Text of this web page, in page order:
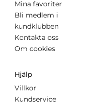
Mina favoriter
Bli medlem i
kundklubben
Kontakta oss
Om cookies
Hjälp
Villkor
Kundservice